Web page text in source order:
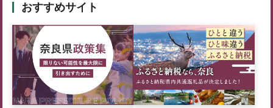
おすすめサイト